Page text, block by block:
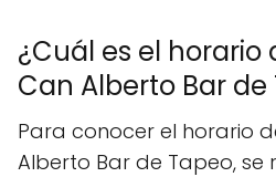
¿Cuál es el
Can Alberto Bar de
Para conocer el horario
Alberto Bar de Tapeo, se